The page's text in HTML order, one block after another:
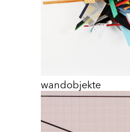
wandobjekte